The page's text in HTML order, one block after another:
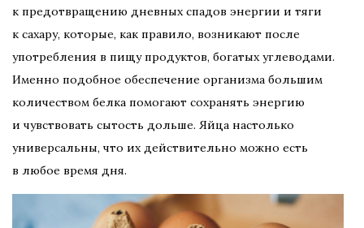
к предотвращению дневных спадов энергии и тяги
к сахару, которые, как правило, возникают после
употребления в пищу продуктов, богатых углеводами.
Именно подобное обеспечение организма большим
количеством белка помогают сохранять энергию
и чувствовать сытость дольше. Яйца настолько
универсальны, что их действительно можно есть
в любое время дня.